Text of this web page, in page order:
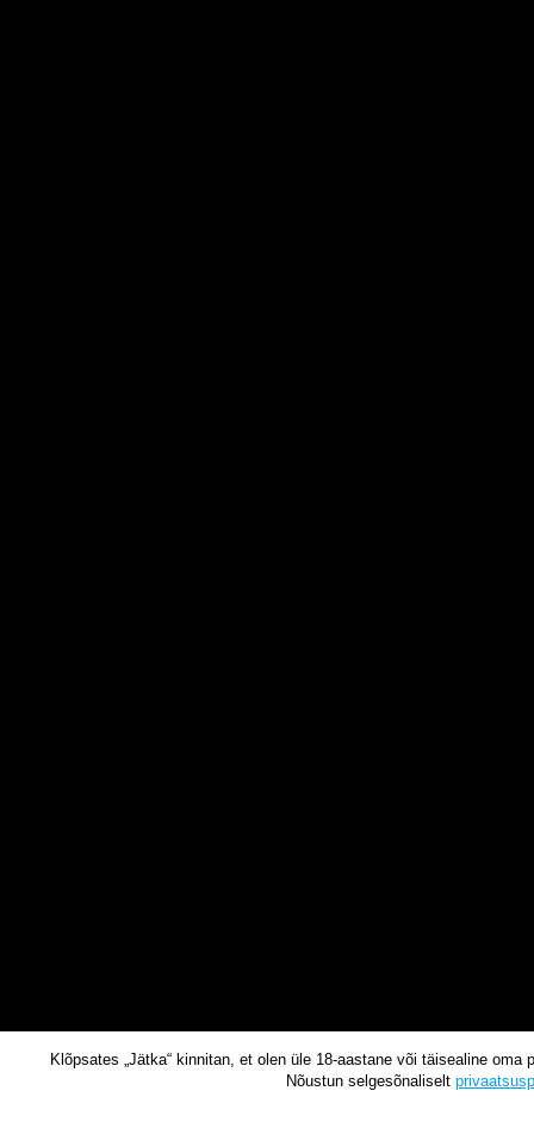
Klõpsates „Jätka“ kinnitan, et olen üle 18-aastane või täisealine oma
Nõustun selgesõnaliselt